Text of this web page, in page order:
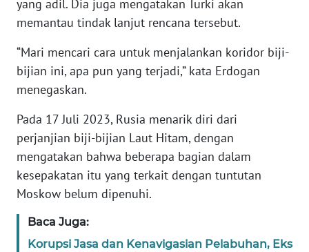
yang adil. Dia juga mengatakan Turki akan
memantau tindak lanjut rencana tersebut.
“Mari mencari cara untuk menjalankan koridor biji-
bijian ini, apa pun yang terjadi,” kata Erdogan
menegaskan.
Pada 17 Juli 2023, Rusia menarik diri dari
perjanjian biji-bijian Laut Hitam, dengan
mengatakan bahwa beberapa bagian dalam
kesepakatan itu yang terkait dengan tuntutan
Moskow belum dipenuhi.
Baca Juga:
Korupsi Jasa dan Kenavigasian Pelabuhan, Eks
News
Regional
WN
SUMUT
WN
JAKARTA
WN
JABAR
BANTEN